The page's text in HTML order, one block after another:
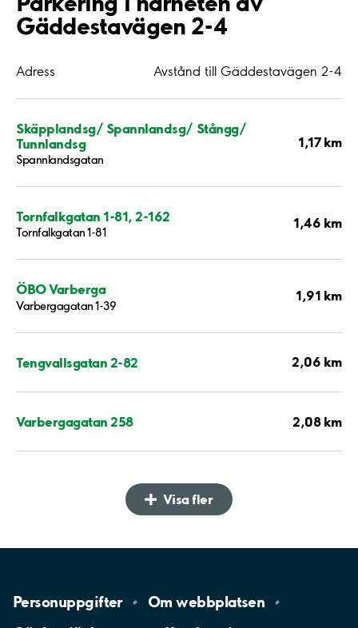
Gäddestavägen 2-4
Adress Avstånd till Gäddestavägen 2-4
Skäpplandsg/ Spannlandsg/ Stångg/
Tunnlandsg
Spannlandsgatan
1,17 km
Tornfalkgatan 1-81, 2-162
Tornfalkgatan 1-81
1,46 km
ÖBO Varberga
Varbergagatan 1-39
1,91 km
Tengvallsgatan 2-82 2,06 km
Varbergagatan 258 2,08 km
Visa fler
Personuppgifter Omwebbplatsen